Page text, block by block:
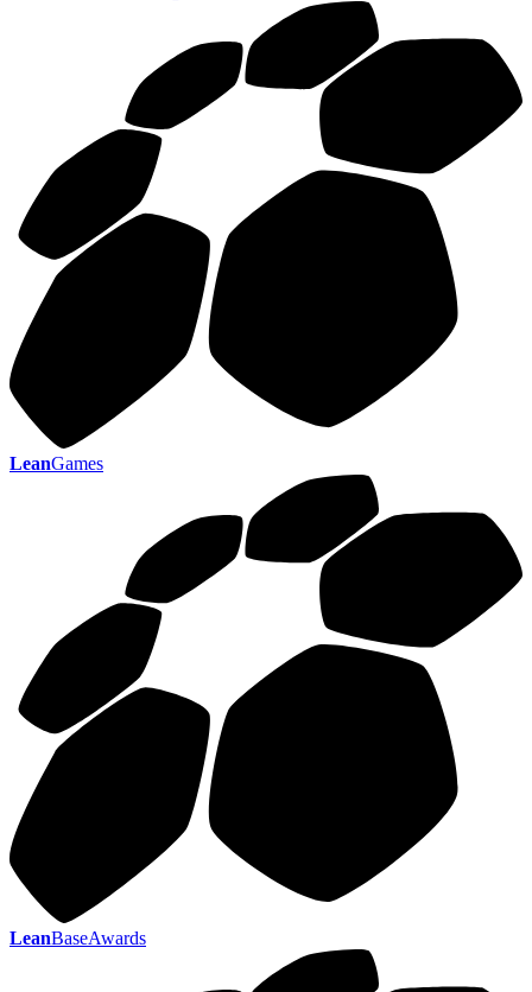
LeanGames
LeanBaseAwards